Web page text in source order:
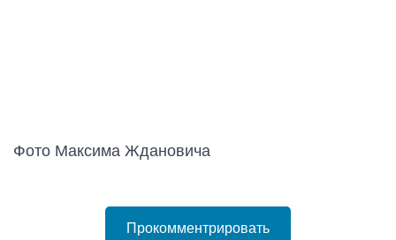
Фото Максима Ждановича
Прокомментрировать